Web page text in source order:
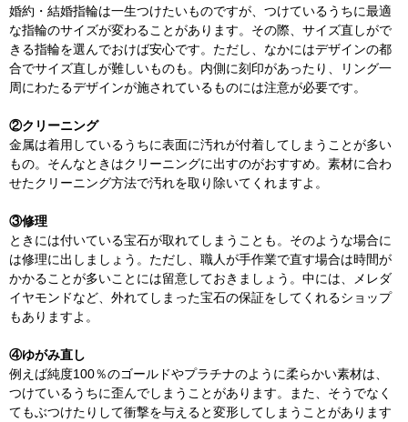
婚約・結婚指輪は一生つけたいものですが、つけているうちに最適
な指輪のサイズが変わることがあります。その際、サイズ直しがで
きる指輪を選んでおけば安心です。ただし、なかにはデザインの都
合でサイズ直しが難しいものも。内側に刻印があったり、リング一
周にわたるデザインが施されているものには注意が必要です。
②クリーニング
金属は着用しているうちに表面に汚れが付着してしまうことが多い
もの。そんなときはクリーニングに出すのがおすすめ。素材に合わ
せたクリーニング方法で汚れを取り除いてくれますよ。
③修理
ときには付いている宝石が取れてしまうことも。そのような場合に
は修理に出しましょう。ただし、職人が手作業で直す場合は時間が
かかることが多いことには留意しておきましょう。中には、メレダ
イヤモンドなど、外れてしまった宝石の保証をしてくれるショップ
もありますよ。
④ゆがみ直し
例えば純度100％のゴールドやプラチナのように柔らかい素材は、
つけているうちに歪んでしまうことがあります。また、そうでなく
てもぶつけたりして衝撃を与えると変形してしまうことがあります